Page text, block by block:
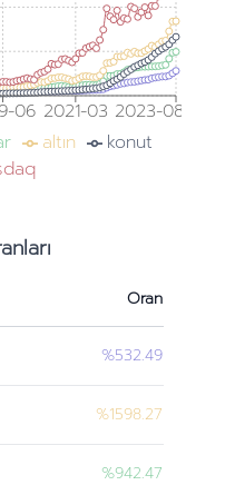
06 2021-03 2023-08
altın
konut
Oran
%532.49
%1598.27
%942.47